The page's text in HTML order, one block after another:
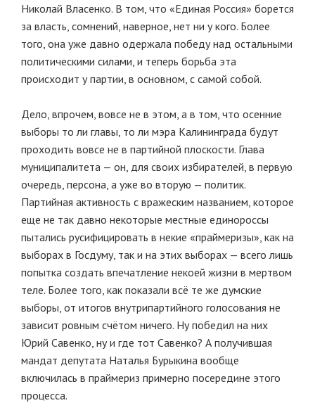
Николай Власенко. В том, что «Единая Россия» борется
за власть, сомнений, наверное, нет ни у кого. Более
того, она уже давно одержала победу над остальными
политическими силами, и теперь борьба эта
происходит у партии, в основном, с самой собой.
Дело, впрочем, вовсе не в этом, а в том, что осенние
выборы то ли главы, то ли мэра Калининграда будут
проходить вовсе не в партийной плоскости. Глава
муниципалитета — он, для своих избирателей, в первую
очередь, персона, а уже во вторую — политик.
Партийная активность с вражеским названием, которое
еще не так давно некоторые местные единороссы
пытались русифицировать в некие «праймеризы», как на
выборах в Госдуму, так и на этих выборах — всего лишь
попытка создать впечатление некоей жизни в мертвом
теле. Более того, как показали всё те же думские
выборы, от итогов внутрипартийного голосования не
зависит ровным счётом ничего. Ну победил на них
Юрий Савенко, ну и где тот Савенко? А получившая
мандат депутата Наталья Бурыкина вообще
включилась в праймериз примерно посередине этого
процесса.